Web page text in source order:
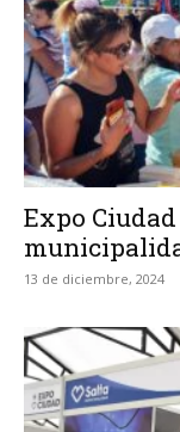
Expo
13 de diciembre, 2024